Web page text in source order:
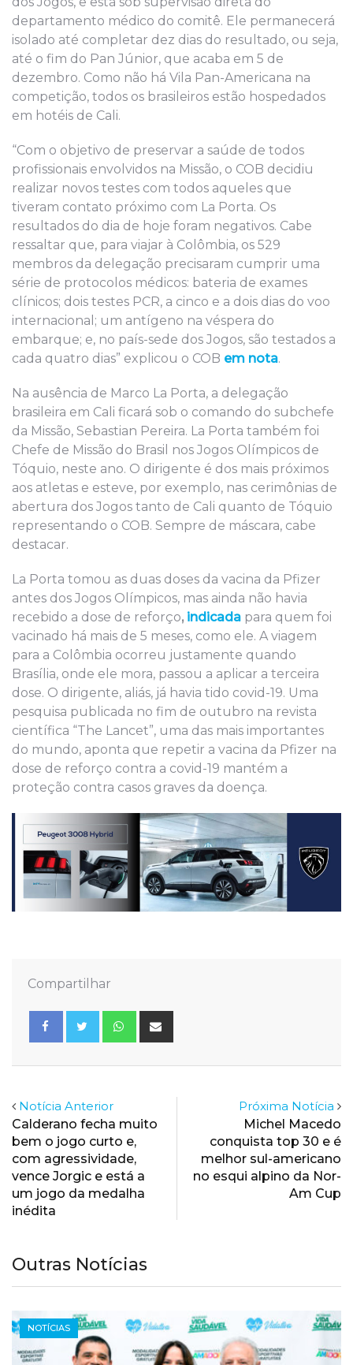
departamento médico do comitê. Ele permanecerá
isolado até completar dez dias do resultado, ou seja,
até o fim do Pan Júnior, que acaba em 5 de
dezembro. Como não há Vila Pan-Americana na
competição, todos os brasileiros estão hospedados
em hotéis de Cali.
“Com o objetivo de preservar a saúde de todos
profissionais envolvidos na Missão, o COB decidiu
realizar novos testes com todos aqueles que
tiveram contato próximo com La Porta. Os
resultados do dia de hoje foram negativos. Cabe
ressaltar que, para viajar à Colômbia, os 529
membros da delegação precisaram cumprir uma
série de protocolos médicos: bateria de exames
clínicos; dois testes PCR, a cinco e a dois dias do voo
internacional; um antígeno na véspera do
embarque; e, no país-sede dos Jogos, são testados a
cada quatro dias” explicou o COB em nota.
Na ausência de Marco La Porta, a delegação
brasileira em Cali ficará sob o comando do subchefe
da Missão, Sebastian Pereira. La Porta também foi
Chefe de Missão do Brasil nos Jogos Olímpicos de
Tóquio, neste ano. O dirigente é dos mais próximos
aos atletas e esteve, por exemplo, nas cerimônias de
abertura dos Jogos tanto de Cali quanto de Tóquio
representando o COB. Sempre de máscara, cabe
destacar.
La Porta tomou as duas doses da vacina da Pfizer
antes dos Jogos Olímpicos, mas ainda não havia
recebido a dose de reforço, indicada para quem foi
vacinado há mais de 5 meses, como ele. A viagem
para a Colômbia ocorreu justamente quando
Brasília, onde ele mora, passou a aplicar a terceira
dose. O dirigente, aliás, já havia tido covid-19. Uma
pesquisa publicada no fim de outubro na revista
científica “The Lancet”, uma das mais importantes
do mundo, aponta que repetir a vacina da Pfizer na
dose de reforço contra a covid-19 mantém a
proteção contra casos graves da doença.
Compartilhar
Whatsapp
Notícia Anterior
Calderano fecha muito
bem o jogo curto e,
com agressividade,
vence Jorgic e está a
um jogo da medalha
inédita
Próxima Notícia
Michel Macedo
conquista top 30 e é
melhor sul-americano
no esqui alpino da Nor-
Am Cup
Outras Notícias
NOTÍCIAS